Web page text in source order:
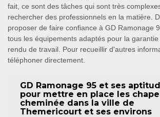
fait, ce sont des tâches qui sont très
rechercher des professionnels en la matière.
proposer de faire confiance à GD Ramonage
tous les équipements adaptés pour la
rendu de travail. Pour recueillir d'autres
téléphoner directement.
GD Ramonage 95 et ses
pour mettre en place les
cheminée dans la ville de
Themericourt et ses environs